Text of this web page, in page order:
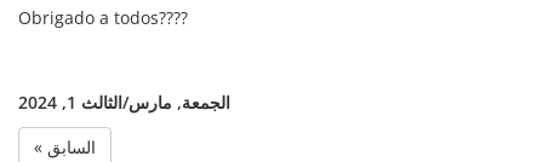
Obrigado a todos????
الجمعة, مارس/الثالث 1, 2024
« السابق